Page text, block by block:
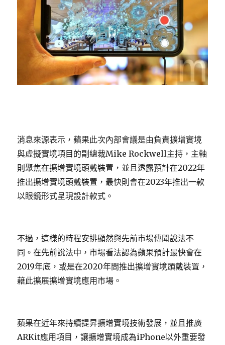
消息來源表示，蘋果此次內部會議是由負責擴增實境
與虛擬實境項目的副總裁Mike Rockwell主持，主軸
則聚焦在擴增實境頭戴裝置，並且透露預計在2022年
推出擴增實境頭戴裝置，最快則會在2023年推出一款
以眼鏡形式呈現設計款式。
不過，這樣的時程安排顯然與先前市場傳聞說法不
同。在先前說法中，市場看法認為蘋果預計最快會在
2019年底，或是在2020年間推出擴增實境頭戴裝置，
藉此擴展擴增實境應用市場。
蘋果在近年來持續提昇擴增實境技術發展，並且推廣
ARKit應用項目，讓擴增實境成為iPhone以外重要發